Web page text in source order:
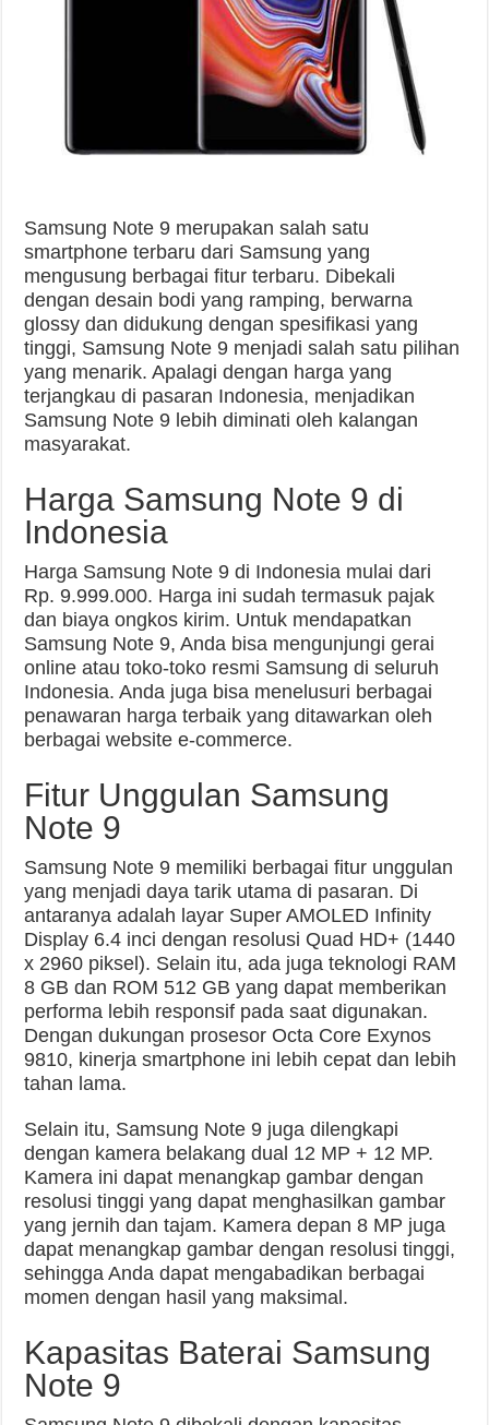
Samsung Note 9 merupakan salah satu
smartphone terbaru dari Samsung yang
mengusung berbagai fitur terbaru. Dibekali
dengan desain bodi yang ramping, berwarna
glossy dan didukung dengan spesifikasi yang
tinggi, Samsung Note 9 menjadi salah satu pilihan
yang menarik. Apalagi dengan harga yang
terjangkau di pasaran Indonesia, menjadikan
Samsung Note 9 lebih diminati oleh kalangan
masyarakat.
Harga Samsung Note 9 di
Indonesia
Harga Samsung Note 9 di Indonesia mulai dari
Rp. 9.999.000. Harga ini sudah termasuk pajak
dan biaya ongkos kirim. Untuk mendapatkan
Samsung Note 9, Anda bisa mengunjungi gerai
online atau toko-toko resmi Samsung di seluruh
Indonesia. Anda juga bisa menelusuri berbagai
penawaran harga terbaik yang ditawarkan oleh
berbagai website e-commerce.
Fitur Unggulan Samsung
Note 9
Samsung Note 9 memiliki berbagai fitur unggulan
yang menjadi daya tarik utama di pasaran. Di
antaranya adalah layar Super AMOLED Infinity
Display 6.4 inci dengan resolusi Quad HD+ (1440
x 2960 piksel). Selain itu, ada juga teknologi RAM
8 GB dan ROM 512 GB yang dapat memberikan
performa lebih responsif pada saat digunakan.
Dengan dukungan prosesor Octa Core Exynos
9810, kinerja smartphone ini lebih cepat dan lebih
tahan lama.
Selain itu, Samsung Note 9 juga dilengkapi
dengan kamera belakang dual 12 MP + 12 MP.
Kamera ini dapat menangkap gambar dengan
resolusi tinggi yang dapat menghasilkan gambar
yang jernih dan tajam. Kamera depan 8 MP juga
dapat menangkap gambar dengan resolusi tinggi,
sehingga Anda dapat mengabadikan berbagai
momen dengan hasil yang maksimal.
Kapasitas Baterai Samsung
Note 9